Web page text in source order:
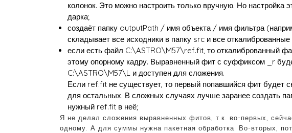
колонок. Это можно настроить только вручную. Но настройка
дарка;
создаёт папку outputPath / имя объекта / имя фильтра
складывает все исходники в папку src и все
если есть файл C:\ASTRO\M57\ref.fit, то откалиброванный
этому опорному кадру. Выравненный фит с суффиксом _r
C:\ASTRO\M57\L и доступен для сложения.
Если ref.fit не существует, то первый попавшийся фит будет
для остальных. В сложных случаях лучше заранее создать
нужный ref.fit в неё;
Я не делал сложения выравненных фитов, т.к. во-первых,
одному. А для суммы нужна пакетная обработка. Во-вторых,